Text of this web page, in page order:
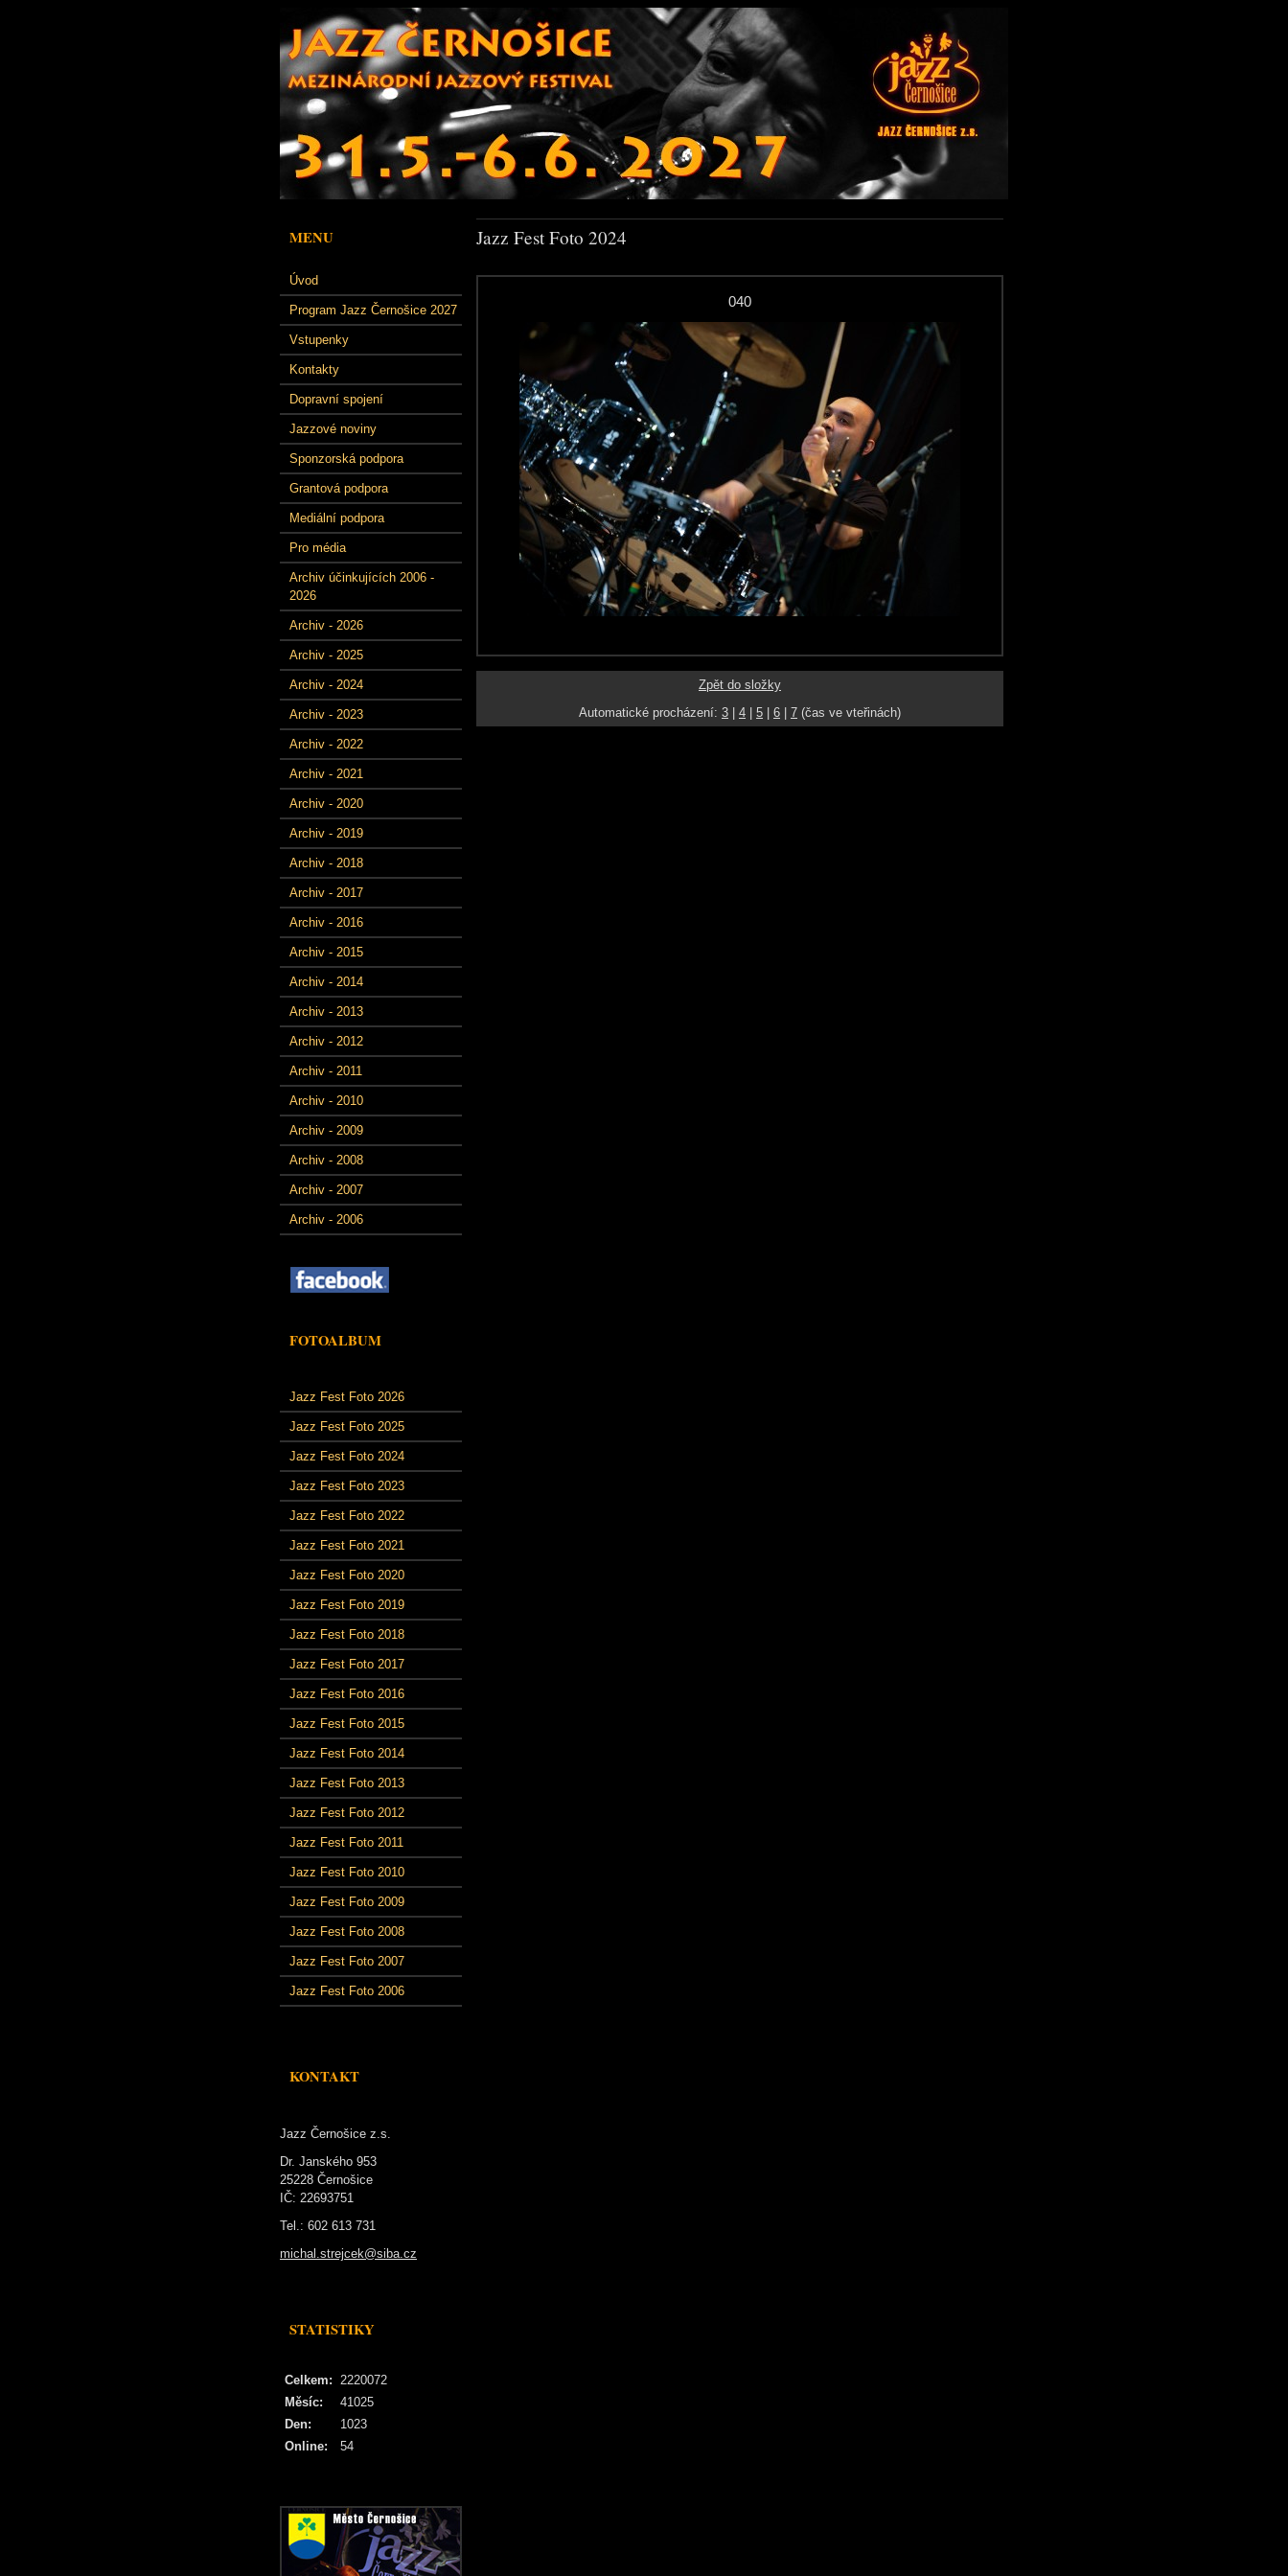
MENU
Úvod
Program Jazz Černošice 2027
Vstupenky
Kontakty
Dopravní spojení
Jazzové noviny
Sponzorská podpora
Grantová podpora
Mediální podpora
Pro média
Archiv účinkujících 2006 -
2026
Archiv - 2026
Archiv - 2025
Archiv - 2024
Archiv - 2023
Archiv - 2022
Archiv - 2021
Archiv - 2020
Archiv - 2019
Archiv - 2018
Archiv - 2017
Archiv - 2016
Archiv - 2015
Archiv - 2014
Archiv - 2013
Archiv - 2012
Archiv - 2011
Archiv - 2010
Archiv - 2009
Archiv - 2008
Archiv - 2007
Archiv - 2006
FOTOALBUM
Jazz Fest Foto 2026
Jazz Fest Foto 2025
Jazz Fest Foto 2024
Jazz Fest Foto 2023
Jazz Fest Foto 2022
Jazz Fest Foto 2021
Jazz Fest Foto 2020
Jazz Fest Foto 2019
Jazz Fest Foto 2018
Jazz Fest Foto 2017
Jazz Fest Foto 2016
Jazz Fest Foto 2015
Jazz Fest Foto 2014
Jazz Fest Foto 2013
Jazz Fest Foto 2012
Jazz Fest Foto 2011
Jazz Fest Foto 2010
Jazz Fest Foto 2009
Jazz Fest Foto 2008
Jazz Fest Foto 2007
Jazz Fest Foto 2006
KONTAKT
Jazz Černošice z.s.
Dr. Janského 953
25228 Černošice
IČ: 22693751
Tel.: 602 613 731
michal.strejcek@siba.cz
STATISTIKY
Online: 54
Celkem: 2220072
Měsíc:
41025
Den:
1023
Jazz Fest Foto 2024
040
Zpět do složky
Automatické procházení: 3 4 5 6 7 (čas ve vteřinách)